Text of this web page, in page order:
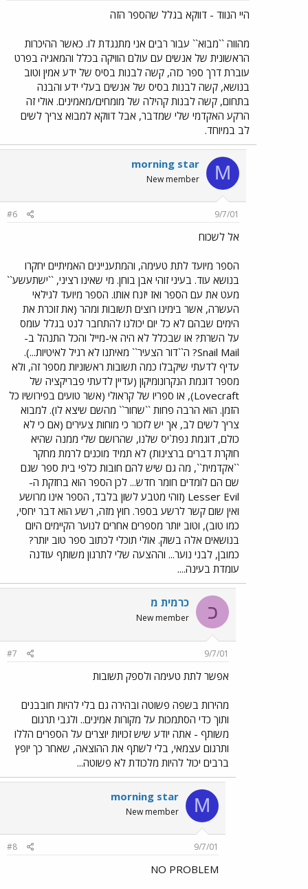
היי הנווד - דווקא בגלל שהספר הזה
מהווה ``מבוא`` עבור רבים אני מתנגדת לו. כאשר ההיכרות
הראשונית של אנשים עם עולם הוויקה בכלל והמאגיה בפרט
עוברת דרך ספר כזה, קשה לבנות בסיס של ידע אמין וטוב
בנושא, קשה לבנות בסיס של אנשים בעלי ידע והבנה
בתחום, קשה לבנות קהילה של מומחים/מאמינים. אולי זה
הרקע האקדמי שלי שמדבר, אבל דווקא למבוא צריך לשים
לב במיוחד.
M
morning star
New member
9/7/01
#6
אל לשכוח
הספר מיועד לתת טעימה, והמתעניינים האמיתיים יחקרו
בנושא עוד. בעיני זוהי אבן בוחן. מי שאינו רציני, ``ישתעשע``
מעט את עם הספר ואז יזנח אותו. הספר מיועד לגילאי
העשרה, אשר בימינו רוצים תשובות ומהר (את זוכרת את
הימים שבהם לא כל יום יכולנו להתחבר לנט בגלל עומס
על השרת? או שבכלל לא היה אי-מייל והכל התנהל ב-
Snail Mail? ה``דור הצעיר`` מאיתנו לא רגיל לאיטיות...).
עדיף לדעתי שיקבלו כמה תשובות ראשוניות מספר זה, ולא
מספר דוגמת הנקרונומיקון (עדיין לדעתי פבריקציה של
Lovecraft), או ספריו של קראולי (אשר טועים בפירושיו כל
הזמן. הוא הרבה פחות ``שחור`` מהשם שיצא לו). למבוא
צריך לשים לב, אך יש לזכור כי מוחות צעירים (אם כי לא
כולם, דוגמת נפת`יס שלנו, שהרושם שלי ממנה שהיא
חוקרת דברים ברצינות) לא תמיד מוכנים לרמת מחקר
``אקדמית``, מה גם שיש להם חובות כלפי בית ספר שגם
שם הם לומדים חומר חדש... לכן הספר הוא בחזקת ה-
Lesser Evil (זוהי מטבע לשון בלבד, הספר אינו מרושע
ואין שום קשר לרשע בספר. חוץ מזה, רשע הוא דבר יחסי,
כמו טוב), וטוב יותר מספרים אחרים לנוער הקיימים היום
בנושאים אלה בשוק. אולי תוכלי לכתוב ספר טוב יותר?
כמובן, לבני נוער... וההצעה שלי לתרגון משותף עודנה
עומדת בעינה....
כ כרמית מ
New member
9/7/01
#7
אפשר לתת טעימה ולספק תשובות
מהירות בשפה פשוטה ובהירה גם בלי להיות חובבנים
ותוך כדי הסתמכות על מקורות אמינים.. ולגבי תרגום
משותף - אתה יודע שיש זכויות יוצרים על הספרים הללו
ותרגום עצמאי, בלי לשתף את ההוצאה, שאחר כך יופץ
ברבים יכול להיות מלכודת לא פשוטה...
M
morning star
New member
9/7/01
#8
NO PROBLEM